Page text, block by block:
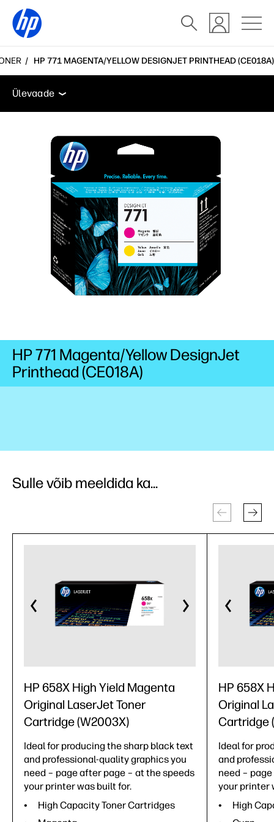
HP 771 MAGENTA/YELLOW DESIGNJET PRINTHEAD (CE018A)
Ülevaade
Kasutajatugi
Ülevaade
Kasutajatugi
HP 771 Magenta/Yellow DesignJet
Printhead (CE018A)
Sulle võib meeldida ka...
HP 658X High Yield Magenta
Original LaserJet Toner
Cartridge (W2003X)
Ideal for producing the sharp black text
and professional-quality graphics you
need – page after page – at the speeds
your printer was built for.
High Capacity Toner Cartridges
HP 658X
Original
Cartridge
Ideal for
and
need –
your printer
High